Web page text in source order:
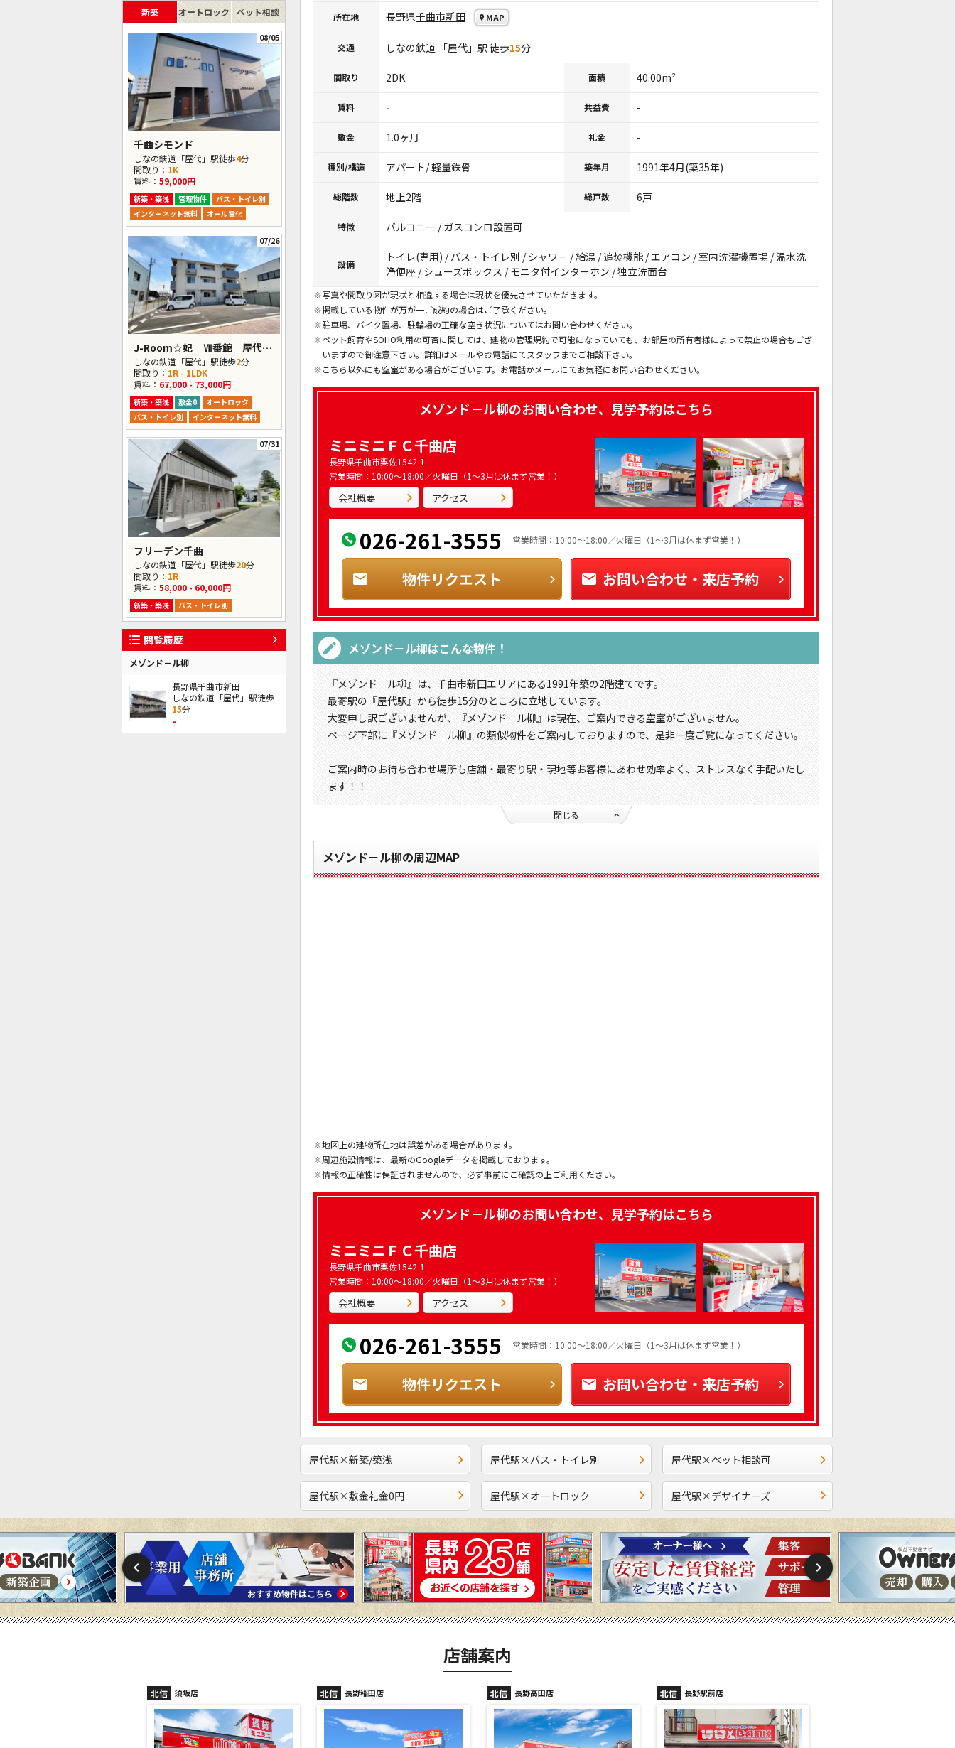
新築 オートロック ペット相談
08/05
千曲シモンド
しなの鉄道「屋代」駅徒歩4分
間取り： 1K
賃料： 59,000円
新築・築浅 管理物件
バス・トイレ別
インターネット無料
オール電化
07/26
J-Room☆妃 Ⅶ番館 屋代駅前
しなの鉄道「屋代」駅徒歩2分
間取り： 1R - 1LDK
賃料： 67,000 - 73,000円
新築・築浅 敷金0
オートロック
バス・トイレ別
インターネット無料
07/31
フリーデン千曲
しなの鉄道「屋代」駅徒歩20分
間取り： 1R
賃料： 58,000 - 60,000円
新築・築浅 バス・トイレ別
閲覧履歴
メゾンド－ル柳
長野県千曲市新田
しなの鉄道「屋代」駅徒歩
15分
-
所在地 長野県千曲市新田 MAP
交通 しなの鉄道 「屋代 」駅 徒歩15分
間取り 2DK 面積 40.00m²
賃料 - 共益費 -
敷金 1.0ヶ月 礼金 -
種別/構造 アパート/ 軽量鉄骨 築年月 1991年4月(築35年)
総階数 地上2階 総戸数 6戸
特徴 バルコニー / ガスコンロ設置可
設備
トイレ(専用) / バス・トイレ別 / シャワー / 給湯 / 追焚機能 / エアコン / 室内洗濯機置場 / 温水洗
浄便座 / シューズボックス / モニタ付インターホン / 独立洗面台
※写真や間取り図が現状と相違する場合は現状を優先させていただきます。
※掲載している物件が万が一ご成約の場合はご了承ください。
※駐車場、バイク置場、駐輪場の正確な空き状況についてはお問い合わせください。
※ペット飼育やSOHO利用の可否に関しては、建物の管理規約で可能になっていても、お部屋の所有者様によって禁止の場合もござ
いますので御注意下さい。詳細はメールやお電話にてスタッフまでご相談下さい。
※こちら以外にも空室がある場合がございます。お電話かメールにてお気軽にお問い合わせください。
メゾンド－ル柳のお問い合わせ、見学予約はこちら
ミニミニＦＣ千曲店
長野県千曲市粟佐1542-1
営業時間：10:00～18:00／火曜日（1～3月は休まず営業！）
会社概要 アクセス
026-261-3555 営業時間：10:00～18:00／火曜日（1～3月は休まず営業！）
物件リクエスト お問い合わせ・来店予約
メゾンド－ル柳はこんな物件！
『メゾンド－ル柳』は、千曲市新田エリアにある1991年築の2階建てです。
最寄駅の『屋代駅』から徒歩15分のところに立地しています。
大変申し訳ございませんが、『メゾンド－ル柳』は現在、ご案内できる空室がございません。
ページ下部に『メゾンド－ル柳』の類似物件をご案内しておりますので、是非一度ご覧になってください。
ご案内時のお待ち合わせ場所も店舗・最寄り駅・現地等お客様にあわせ効率よく、ストレスなく手配いたし
ます！！
閉じる
メゾンド－ル柳の周辺MAP
※地図上の建物所在地は誤差がある場合があります。
※周辺施設情報は、最新のGoogleデータを掲載しております。
※情報の正確性は保証されませんので、必ず事前にご確認の上ご利用ください。
メゾンド－ル柳のお問い合わせ、見学予約はこちら
ミニミニＦＣ千曲店
長野県千曲市粟佐1542-1
営業時間：10:00～18:00／火曜日（1～3月は休まず営業！）
会社概要 アクセス
026-261-3555 営業時間：10:00～18:00／火曜日（1～3月は休まず営業！）
物件リクエスト お問い合わせ・来店予約
屋代駅×新築/築浅 屋代駅×バス・トイレ別 屋代駅×ペット相談可
屋代駅×敷金礼金0円 屋代駅×オートロック 屋代駅×デザイナーズ
店舗案内
北信 長野稲田店 北信 長野高田店 北信 長野駅前店 北信 長野稲里店